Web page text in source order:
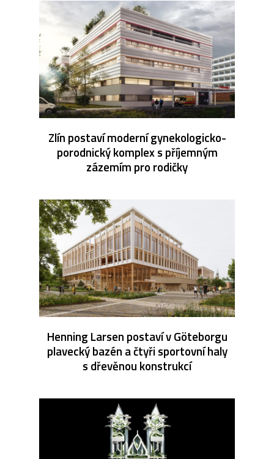
Zlín postaví moderní gynekologicko-
porodnický komplex s příjemným
zázemím pro rodičky
Henning Larsen postaví v Göteborgu
plavecký bazén a čtyři sportovní haly
s dřevěnou konstrukcí